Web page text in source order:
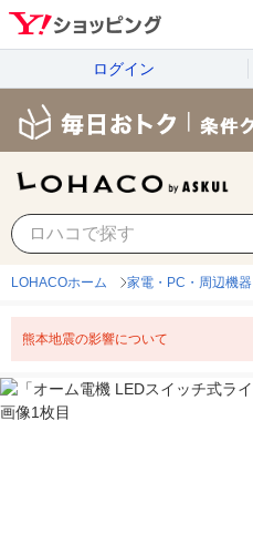
ログイン
LOHACOホーム 家電・PC・周辺機器
熊本地震の影響について